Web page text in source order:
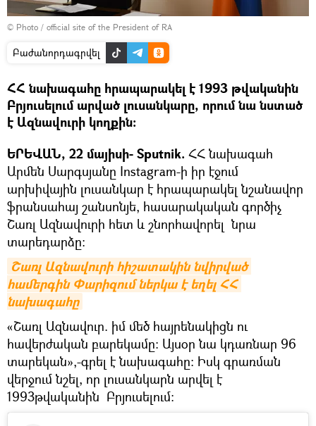
© Photo / official site of the President of RA
Բաժանորդագրվել
ՀՀ նախագահը հրապարակել է 1993 թվականին
Բրյուսելում արված լուսանկարը, որում նա նստած
է Ազնավուրի կողքին։
ԵՐԵՎԱՆ, 22 մայիսի- Sputnik. ՀՀ նախագահ
Արմեն Սարգսյանը Instagram-ի իր էջում
արխիվային լուսանկար է հրապարակել նշանավոր
ֆրանսահայ շանսոնյե, հասարակական գործիչ
Շառլ Ազնավուրի հետ և շնորհավորել նրա
տարեդարձը։
Շառլ Ազնավուրի հիշատակին նվիրված
համերգին Փարիզում ներկա է եղել ՀՀ
նախագահը
«Շառլ Ազնավուր. իմ մեծ հայրենակիցն ու
հավերժական բարեկամը։ Այսօր նա կդառնար 96
տարեկան»,-գրել է նախագահը: Իսկ գրառման
վերջում նշել, որ լուսանկարն արվել է
1993թվականին Բրյուսելում։